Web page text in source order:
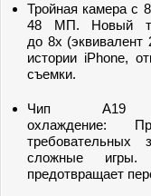
Тройная камера с
48 МП. Новый
до 8x
истории iPhone,
съемки.
Чип A19
охлаждение:
сложные игры.
предотвращает